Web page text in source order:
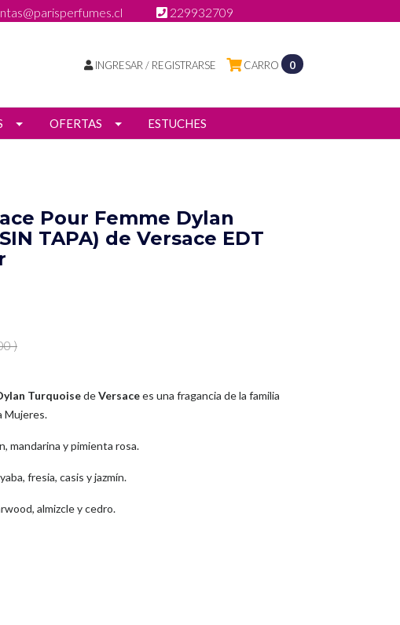
229932709
CARRO 0
INGRESAR / REGISTRARSE
OFERTAS ESTUCHES
Pour Femme Dylan
TAPA) de Versace EDT
)
TurquoisedeVersacees una fragancia de la familia
Mujeres.
mandarina y pimienta rosa.
fresia, casis y jazmín.
almizcle y cedro.